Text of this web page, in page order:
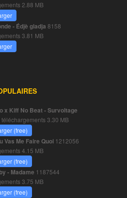
2.88 MB
- Édjè gladja 8158
3.81 MB
x Kiff No Beat - Survoltage
3.30 MB
(free)
Vas Me Faire Quoi 1212056
4.15 MB
(free)
- Madame 1187544
3.75 MB
(free)